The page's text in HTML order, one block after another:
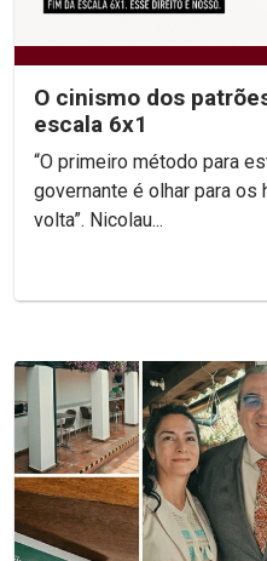
O cinismo dos
escala 6x1
“O primeiro método para
governante é olhar para os
volta”. Nicolau...